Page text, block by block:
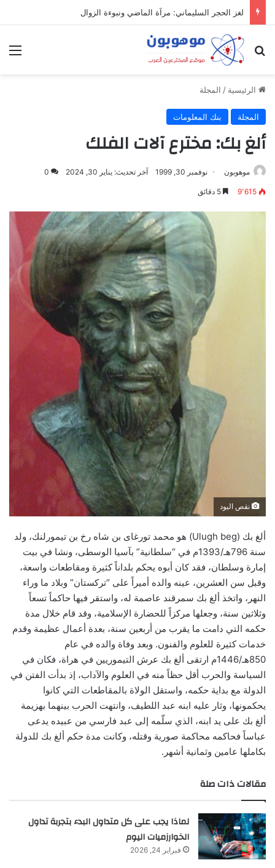
لغز الحجر السليماني: مرآة الماضي ونبوءة الزوال
بحث عن
الرئيسية / المجلة
المجلة بنك المعلومات
ألغ بك: مخترع آلات الفلك
موهوبون نوفمبر 30, 1999 آخر تحديث: يناير 30, 2024 0
9٬615
نقص اليود
ألغ بك (Ulugh beg) هو محمد تورغاى بن شاه رخ بن تيمورلنك، ولد
سنة 796هـ/1393م في “سلطانية” بآسيا الوسطى، ونشا في بيت
إمارة وسلطان، فقد كان أبوه يحكم بلداناً كثيرة ومقاطعات واسعة،
وقبل سن العشرين، عينه والده أميراً على “تركستان” وبلاد ما وراء
النهر، واتخذ ألغ بك سمرقند عاصمة له، واستقر فيها حاكماً تسعاً
وثلاثين سنة، وجعلها مركزاً للحضارة الإسلامية، وقد قام خلال مدة
حكمه التي دامت ما يقرب من أربعين سنة، بعدة أعمال عظيمة وقدم
خدمات كثيرة للعلوم والفنون. وبعد وفاة والده في عام
850هـ/1446م ارتقى ألغ بك عرش التيموريين في هراة، فكان في
السياسة والحرب أقل حظاً منه في العلوم والآداب، إذ بدأت الفتن في
الدولة مع بداية حكمه، واستقل الولاة بالمقاطعات التي كانوا
يحكمونها، وثار عليه ابنه عبد اللطيف، وانتهت الحرب بينهما بهزيمة
ألغ بك على يد ابنه، الذي سلّمه إلى عبد فارسي من عبيده يدعى
عباساً فحاكمه محاكمة صورية وقتله، وكانت مدة حكم ألغ بك للدولة
بكاملها عامين وثمانية أشهر.
مقالات ذات صلة
لماذا يجب على كل متداول البدء بتجربة تداول
الخوارزميات اليوم
فبراير 24, 2026